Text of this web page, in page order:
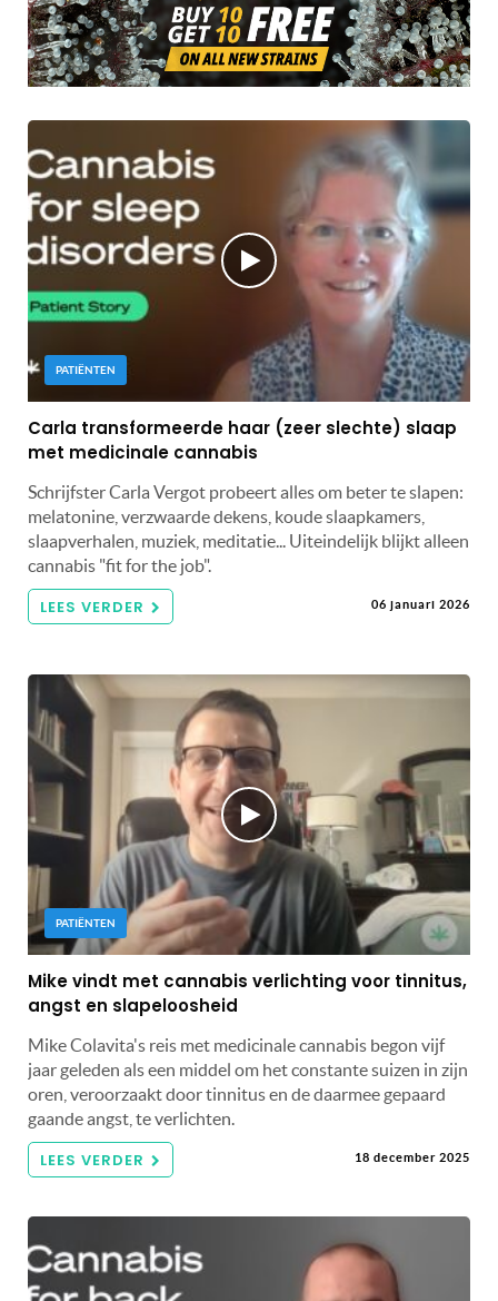
PATIËNTEN
Carla transformeerde haar (zeer slechte) slaap
met medicinale cannabis
Schrijfster Carla Vergot probeert alles om beter te slapen:
melatonine, verzwaarde dekens, koude slaapkamers,
slaapverhalen, muziek, meditatie... Uiteindelijk blijkt alleen
cannabis "fit for the job".
LEES VERDER 06 januari 2026
PATIËNTEN
Mike vindt met cannabis verlichting voor tinnitus,
angst en slapeloosheid
Mike Colavita's reis met medicinale cannabis begon vijf
jaar geleden als een middel om het constante suizen in zijn
oren, veroorzaakt door tinnitus en de daarmee gepaard
gaande angst, te verlichten.
LEES VERDER 18 december 2025